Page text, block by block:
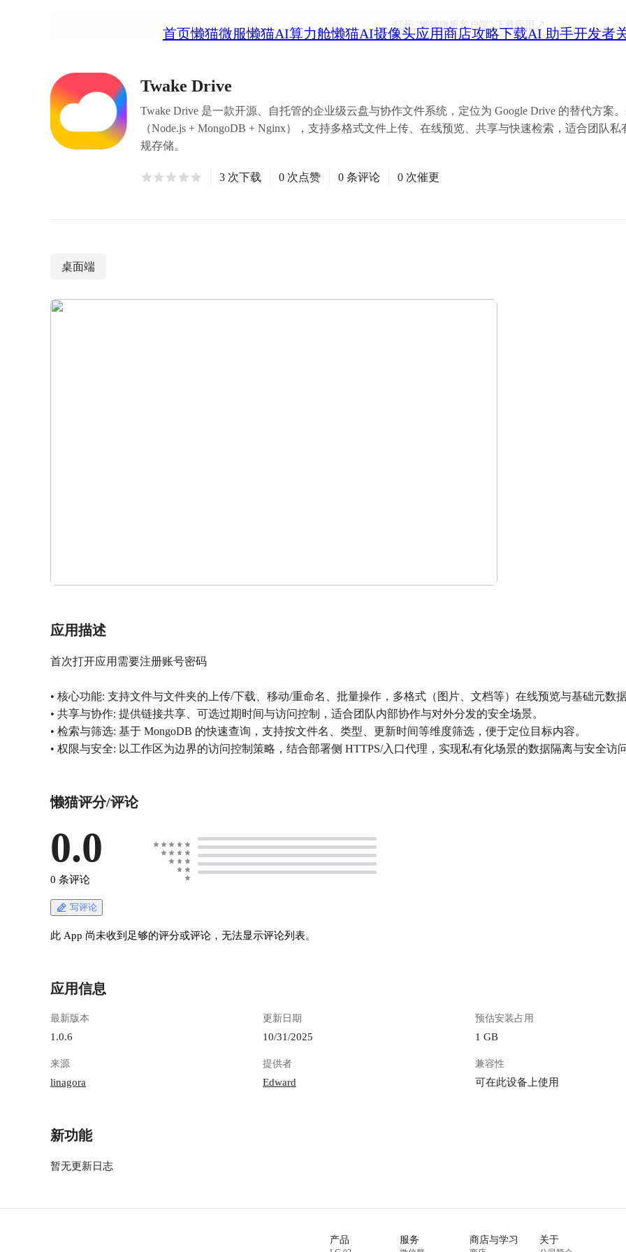
首页懒猫微服懒猫AI算力舱懒猫AI摄像头应用商店攻略下载AI 助手开发者
打开 “懒猫微服客户端”下载应用
Twake Drive
Twake Drive 是一款开源、自托管的企业级云盘与协作文件系统，定位为 Google Drive 的替代方案
（Node.js + MongoDB + Nginx），支持多格式文件上传、在线预览、共享与快速检索，适合团队
规存储。
3 次下载 0 次点赞 0 条评论 0 次催更
桌面端
应用描述
首次打开应用需要注册账号密码
• 核心功能: 支持文件与文件夹的上传/下载、移动/重命名、批量操作，多格式（图片、文档等）在线预览与基础元数据
• 共享与协作: 提供链接共享、可选过期时间与访问控制，适合团队内部协作与对外分发的安全场景。
• 检索与筛选: 基于 MongoDB 的快速查询，支持按文件名、类型、更新时间等维度筛选，便于定位目标内容。
• 权限与安全: 以工作区为边界的访问控制策略，结合部署侧 HTTPS/入口代理，实现私有化场景的数据隔离与安全访问
懒猫评分/评论
0.0
0 条评论
写评论
此 App 尚未收到足够的评分或评论，无法显示评论列表。
应用信息
最新版本
1.0.6
更新日期
10/31/2025
预估安装占用
1 GB
来源
linagora
提供者
Edward
兼容性
可在此设备上使用
新功能
暂无更新日志
产品 服务 商店与学习 关于